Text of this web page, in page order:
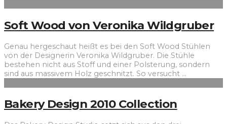
Soft Wood von Veronika Wildgruber
Genau hergeschaut heißt es bei den Soft Wood Stühlen
von der Designerin Veronika Wildgruber. Die Stühle
bestehen nicht aus Stoff und einer Polsterung, sondern
sind aus massivem Holz geschnitzt. So versucht ...
Bakery Design 2010 Collection